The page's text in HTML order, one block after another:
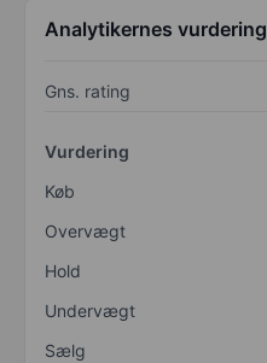
Analytikernes vurdering
Gns. rating
Vurdering
Køb
Overvægt
Hold
Undervægt
Sælg